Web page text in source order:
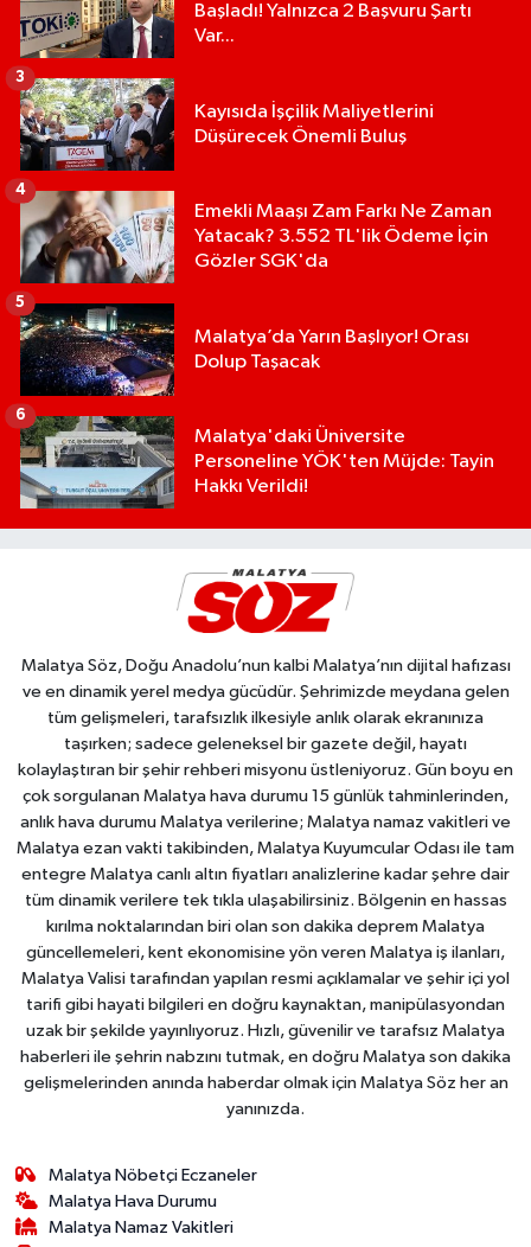
Başladı! Yalnızca 2 Başvuru Şartı
Var...
Kayısıda İşçilik Maliyetlerini
Düşürecek Önemli Buluş
3
Emekli Maaşı Zam Farkı Ne Zaman
Yatacak? 3.552 TL'lik Ödeme İçin
Gözler SGK'da
4
Malatya’da Yarın Başlıyor! Orası
Dolup Taşacak
5
Malatya'daki Üniversite
Personeline YÖK'ten Müjde: Tayin
Hakkı Verildi!
6
Malatya Söz, Doğu Anadolu’nun kalbi Malatya’nın dijital hafızası
ve en dinamik yerel medya gücüdür. Şehrimizde meydana gelen
tüm gelişmeleri, tarafsızlık ilkesiyle anlık olarak ekranınıza
taşırken; sadece geleneksel bir gazete değil, hayatı
kolaylaştıran bir şehir rehberi misyonu üstleniyoruz. Gün boyu en
çok sorgulanan Malatya hava durumu 15 günlük tahminlerinden,
anlık hava durumu Malatya verilerine; Malatya namaz vakitleri ve
Malatya ezan vakti takibinden, Malatya Kuyumcular Odası ile tam
entegre Malatya canlı altın fiyatları analizlerine kadar şehre dair
tüm dinamik verilere tek tıkla ulaşabilirsiniz. Bölgenin en hassas
kırılma noktalarından biri olan son dakika deprem Malatya
güncellemeleri, kent ekonomisine yön veren Malatya iş ilanları,
Malatya Valisi tarafından yapılan resmi açıklamalar ve şehir içi yol
tarifi gibi hayati bilgileri en doğru kaynaktan, manipülasyondan
uzak bir şekilde yayınlıyoruz. Hızlı, güvenilir ve tarafsız Malatya
haberleri ile şehrin nabzını tutmak, en doğru Malatya son dakika
gelişmelerinden anında haberdar olmak için Malatya Söz her an
yanınızda.
Malatya Nöbetçi Eczaneler
Malatya Hava Durumu
Malatya Namaz Vakitleri